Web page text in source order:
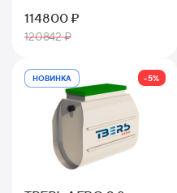
114800 ₽
120842 ₽
НОВИНКА -5%